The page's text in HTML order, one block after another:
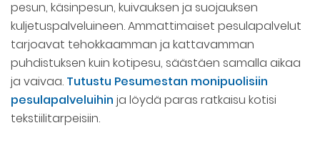
pesun, käsinpesun, kuivauksen ja suojauksen
kuljetuspalveluineen. Ammattimaiset pesulapalvelut
tarjoavat tehokkaamman ja kattavamman
puhdistuksen kuin kotipesu, säästäen samalla aikaa
ja vaivaa. Tutustu Pesumestan monipuolisiin
pesulapalveluihin ja löydä paras ratkaisu kotisi
tekstiilitarpeisiin.